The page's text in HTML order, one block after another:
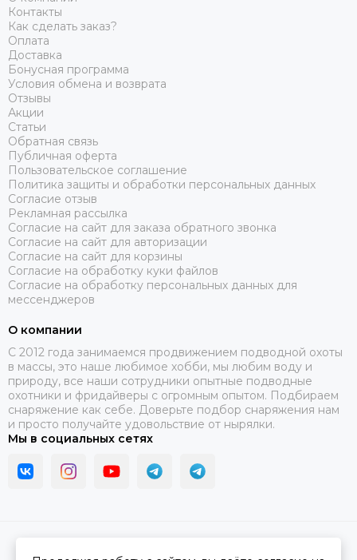
Контакты
Как сделать заказ?
Оплата
Доставка
Бонусная программа
Условия обмена и возврата
Отзывы
Акции
Статьи
Обратная связь
Публичная оферта
Пользовательское соглашение
Политика защиты и обработки персональных данных
Согласие отзыв
Рекламная рассылка
Согласие на сайт для заказа обратного звонка
Согласие на сайт для авторизации
Согласие на сайт для корзины
Согласие на обработку куки файлов
Согласие на обработку персональных данных для
мессенджеров
О компании
C 2012 года занимаемся продвижением подводной охоты
в массы, это наше любимое хобби, мы любим воду и
природу, все наши сотрудники опытные подводные
охотники и фридайверы с огромным опытом. Подбираем
снаряжение как себе. Доверьте подбор снаряжения нам
и просто получайте удовольствие от нырялки.
Мы в социальных сетях